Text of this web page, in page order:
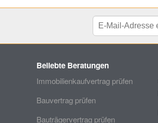
Beliebte Beratungen
Immobilienkaufvertrag prüfen
Bauvertrag prüfen
Bauträgervertrag prüfen